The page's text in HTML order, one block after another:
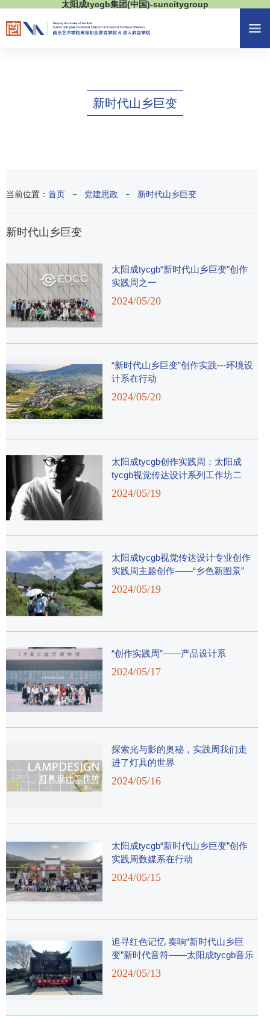
太阳成tycgb集团(中国)-suncitygroup
新时代山乡巨变
当前位置： 首页 党建思政 新时代山乡巨变
新时代山乡巨变
​太阳成tycgb“新时代山乡巨变”创作
实践周之一
2024/05/20
“新时代山乡巨变”创作实践---环境设
计系在行动
2024/05/20
太阳成tycgb创作实践周：​太阳成
tycgb视觉传达设计系列工作坊二
2024/05/19
​太阳成tycgb视觉传达设计专业创作
实践周主题创作——“乡色新图景”
2024/05/19
“创作实践周”——产品设计系
2024/05/17
探索光与影的奥秘，实践周我们走
进了灯具的世界
2024/05/16
​太阳成tycgb“新时代山乡巨变”创作
实践周数媒系在行动
2024/05/15
追寻红色记忆 奏响“新时代山乡巨
变”新时代音符——​太阳成tycgb音乐
教育实践周活动回顾
2024/05/13